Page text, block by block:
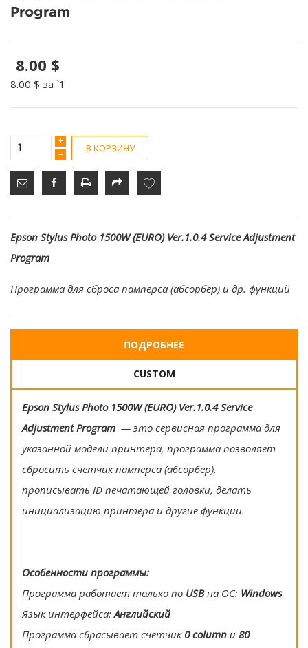
Program
8.00 $
8.00 $ за `1
В КОРЗИНУ
Epson Stylus Photo 1500W (EURO) Ver.1.0.4 Service Adjustment
Program
Программа для сброса памперса (абсорбер) и др. функций
ПОДРОБНЕЕ
CUSTOM
Epson Stylus Photo 1500W (EURO) Ver.1.0.4 Service
Adjustment Program — это сервисная программа для
указанной модели принтера, программа позволяет
сбросить счетчик памперса (абсорбер),
прописывать ID печатающей головки, делать
инициализацию принтера и другие функции.
Особенности программы:
Программа работает только по USBна ОС: Windows
Язык интерфейса:Английский
Программа сбрасывает счетчик0 column и 80